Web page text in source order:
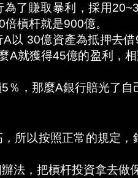
為了賺取暴利，採用
槓杆就是900億。
以 30億資產為抵押去
A就獲得45億的盈利，
％，那麼A銀行賠光了
所以按照正常的規定
法，把槓杆投資拿去做